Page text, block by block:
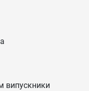
випускники